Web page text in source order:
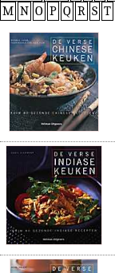
M N O P Q R S T